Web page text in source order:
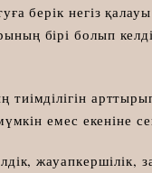
берік негіз
бірі болып
емес екеніне
жауапкершілік,